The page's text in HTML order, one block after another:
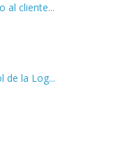
al cliente...
de la Log...